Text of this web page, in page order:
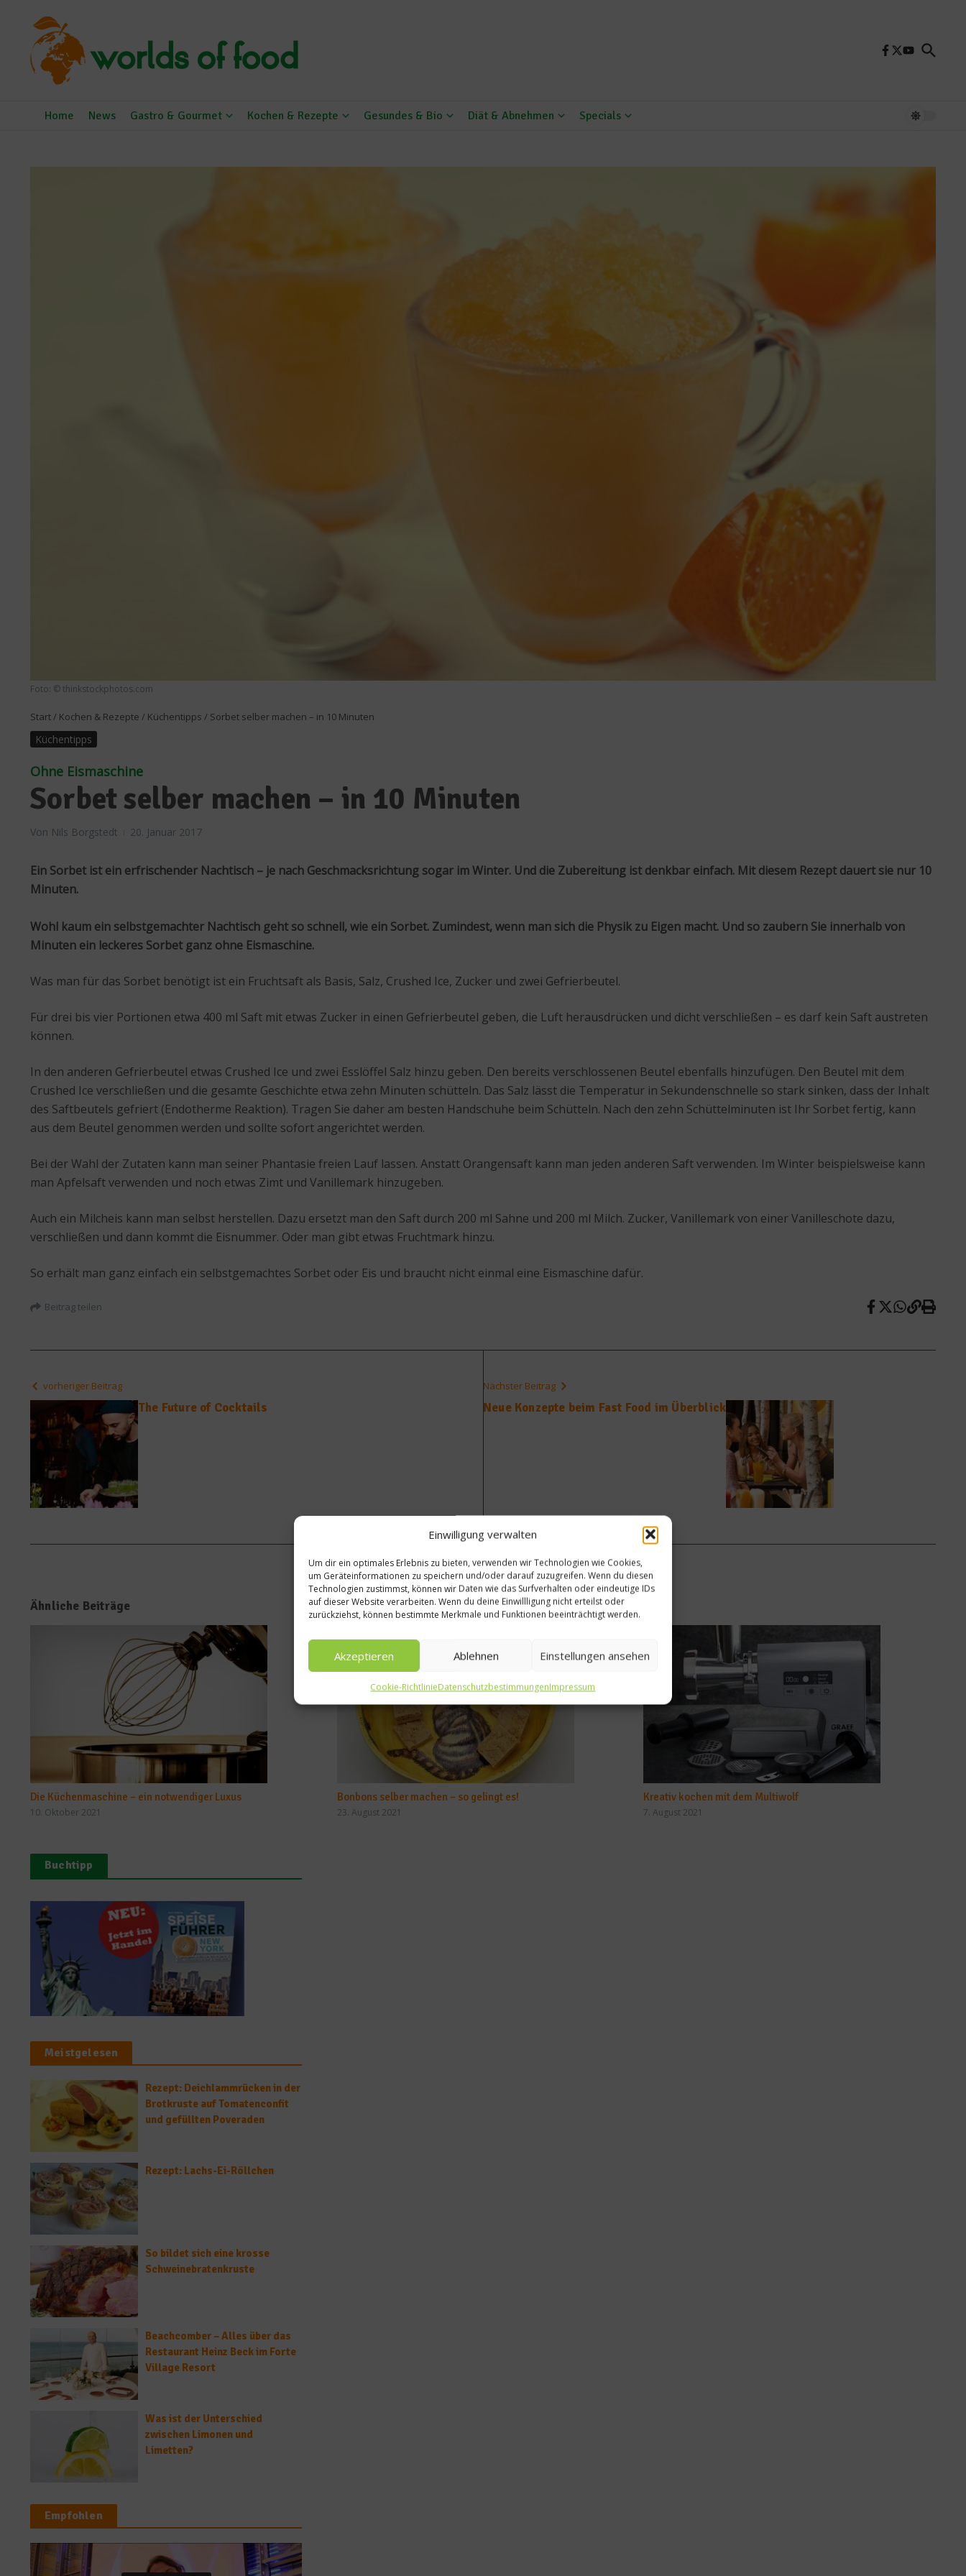
Einwilligung verwalten
Um dir ein optimales Erlebnis zu bieten, verwenden wir Technologien wie Cookies,
um Geräteinformationen zu speichern und/oder darauf zuzugreifen. Wenn du diesen
Technologien zustimmst, können wir Daten wie das Surfverhalten oder eindeutige IDs
auf dieser Website verarbeiten. Wenn du deine Einwillligung nicht erteilst oder
zurückziehst, können bestimmte Merkmale und Funktionen beeinträchtigt werden.
Akzeptieren Ablehnen Einstellungen ansehen
Cookie-RichtlinieDatenschutzbestimmungenImpressum
Home News Gastro & Gourmet Kochen & Rezepte Gesundes & Bio Diät & Abnehmen Specials
Foto: © thinkstockphotos.com
Start/ Kochen & Rezepte / Küchentipps / Sorbet selber machen – in 10 Minuten
Küchentipps
Ohne Eismaschine
Sorbet selber machen – in 10 Minuten
Von Nils Borgstedt 20. Januar 2017
Ein Sorbet ist ein erfrischender Nachtisch – je nach Geschmacksrichtung sogar im Winter. Und die Zubereitung ist denkbar einfach. Mit diesem Rezept dauert sie nur 10
Minuten.
Wohl kaum ein selbstgemachter Nachtisch geht so schnell, wie ein Sorbet. Zumindest, wenn man sich die Physik zu Eigen macht. Und so zaubern Sie innerhalb von
Minuten ein leckeres Sorbet ganz ohne Eismaschine.
Was man für das Sorbet benötigt ist ein Fruchtsaft als Basis, Salz, Crushed Ice, Zucker und zwei Gefrierbeutel.
Für drei bis vier Portionen etwa 400 ml Saft mit etwas Zucker in einen Gefrierbeutel geben, die Luft herausdrücken und dicht verschließen – es darf kein Saft austreten
können.
In den anderen Gefrierbeutel etwas Crushed Ice und zwei Esslöffel Salz hinzu geben. Den bereits verschlossenen Beutel ebenfalls hinzufügen. Den Beutel mit dem
Crushed Ice verschließen und die gesamte Geschichte etwa zehn Minuten schütteln. Das Salz lässt die Temperatur in Sekundenschnelle so stark sinken, dass der Inhalt
des Saftbeutels gefriert (Endotherme Reaktion). Tragen Sie daher am besten Handschuhe beim Schütteln. Nach den zehn Schüttelminuten ist Ihr Sorbet fertig, kann
aus dem Beutel genommen werden und sollte sofort angerichtet werden.
Bei der Wahl der Zutaten kann man seiner Phantasie freien Lauf lassen. Anstatt Orangensaft kann man jeden anderen Saft verwenden. Im Winter beispielsweise kann
man Apfelsaft verwenden und noch etwas Zimt und Vanillemark hinzugeben.
Auch ein Milcheis kann man selbst herstellen. Dazu ersetzt man den Saft durch 200 ml Sahne und 200 ml Milch. Zucker, Vanillemark von einer Vanilleschote dazu,
verschließen und dann kommt die Eisnummer. Oder man gibt etwas Fruchtmark hinzu.
So erhält man ganz einfach ein selbstgemachtes Sorbet oder Eis und braucht nicht einmal eine Eismaschine dafür.
Beitrag teilen
vorheriger Beitrag
The Future of Cocktails
Nächster Beitrag
Neue Konzepte beim Fast Food im Überblick
Ähnliche Beiträge
Die Küchenmaschine – ein notwendiger Luxus
10. Oktober 2021
Bonbons selber machen – so gelingt es!
23. August 2021
Kreativ kochen mit dem Multiwolf
7. August 2021
Buchtipp
Meistgelesen
Rezept: Deichlammrücken in der
Brotkruste auf Tomatenconfit
und gefüllten Poveraden
Rezept: Lachs-Ei-Röllchen
So bildet sich eine krosse
Schweinebratenkruste
Beachcomber – Alles über das
Restaurant Heinz Beck im Forte
Village Resort
Was ist der Unterschied
zwischen Limonen und
Limetten?
Empfohlen